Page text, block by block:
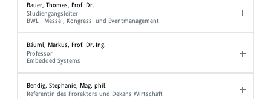
Bauer, Thomas, Prof. Dr.
Studiengangsleiter
BWL - Messe-, Kongress- und Eventmanagement
Bäuml, Markus, Prof. Dr.-Ing.
Professor
Embedded Systems
Bendig, Stephanie, Mag. phil.
Referentin des Prorektors und Dekans Wirtschaft